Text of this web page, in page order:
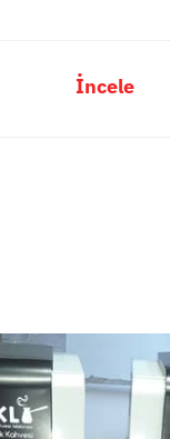
İncele